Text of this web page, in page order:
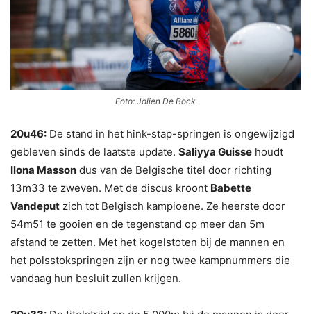
Foto: Jolien De Bock
20u46: De stand in het hink-stap-springen is ongewijzigd
gebleven sinds de laatste update. Saliyya Guisse houdt
Ilona Masson dus van de Belgische titel door richting
13m33 te zweven. Met de discus kroont Babette
Vandeput zich tot Belgisch kampioene. Ze heerste door
54m51 te gooien en de tegenstand op meer dan 5m
afstand te zetten. Met het kogelstoten bij de mannen en
het polsstokspringen zijn er nog twee kampnummers die
vandaag hun besluit zullen krijgen.